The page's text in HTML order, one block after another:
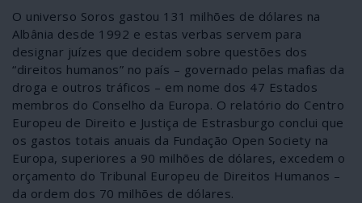
O universo Soros gastou 131 milhões de dólares na
Albânia desde 1992 e estas verbas servem para
designar juízes que decidem sobre questões dos
“direitos humanos” no país – governado pelas mafias da
droga e outros tráficos – em nome dos 47 Estados
membros do Conselho da Europa. O relatório do Centro
Europeu de Direito e Justiça de Estrasburgo conclui que
os gastos totais anuais da Fundação Open Society na
Europa, superiores a 90 milhões de dólares, excedem o
orçamento do Tribunal Europeu de Direitos Humanos –
da ordem dos 70 milhões de dólares.